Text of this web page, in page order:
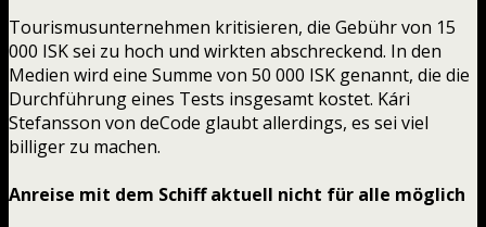
Tourismusunternehmen kritisieren, die Gebühr von 15
000 ISK sei zu hoch und wirkten abschreckend. In den
Medien wird eine Summe von 50 000 ISK genannt, die die
Durchführung eines Tests insgesamt kostet. Kári
Stefansson von deCode glaubt allerdings, es sei viel
billiger zu machen.
Anreise mit dem Schiff aktuell nicht für alle möglich